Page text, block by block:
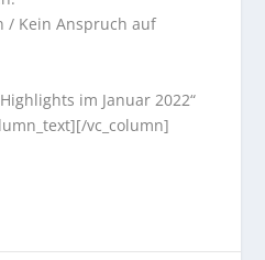
/ Kein Anspruch auf
im Januar 2022“
vc_column]